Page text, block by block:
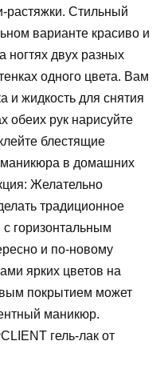
растяжки. Стильный
варианте красиво и
ногтях двух разных
одного цвета. Вам
и жидкость для снятия
обеих рук нарисуйте
блестящие
маникюра в домашних
Желательно
традиционное
горизонтальным
и по-новому
ярких цветов на
покрытием может
маникюр.
гель-лак от